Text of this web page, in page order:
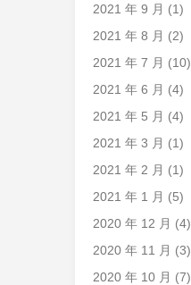
2021 年 9 月 (1)
2021 年 8 月 (2)
2021 年 7 月 (10)
2021 年 6 月 (4)
2021 年 5 月 (4)
2021 年 3 月 (1)
2021 年 2 月 (1)
2021 年 1 月 (5)
2020 年 12 月 (4)
2020 年 11 月 (3)
2020 年 10 月 (7)